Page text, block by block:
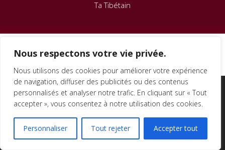
Nous respectons votre vie privée.
Nous utilisons des cookies pour améliorer votre expérience
de navigation, diffuser des publicités ou des contenus
personnalisés et analyser notre trafic. En cliquant sur « Tout
accepter », vous consentez à notre utilisation des cookies.
Personnaliser Tout rejeter Accepter tout
Ta Tibétain
We are using cookies to give you the best experience on our
website.
You can find out more about which cookies we are using or
Accept